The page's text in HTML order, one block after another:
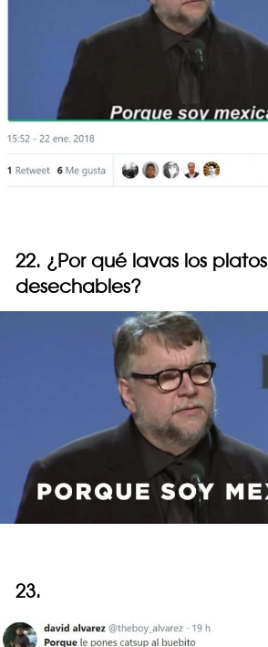
22. ¿Por qué lavas los platos
desechables?
23.